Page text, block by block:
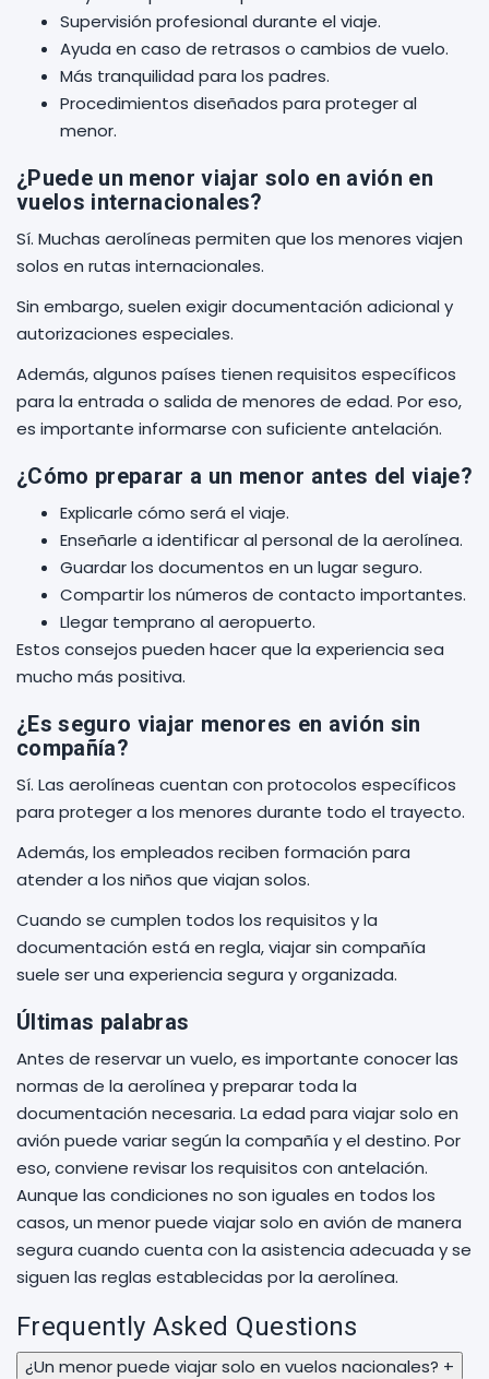
Supervisión profesional durante el viaje.
Ayuda en caso de retrasos o cambios de vuelo.
Más tranquilidad para los padres.
Procedimientos diseñados para proteger al
menor.
¿Puede un menor viajar solo en avión en
vuelos internacionales?
Sí. Muchas aerolíneas permiten que los menores viajen
solos en rutas internacionales.
Sin embargo, suelen exigir documentación adicional y
autorizaciones especiales.
Además, algunos países tienen requisitos específicos
para la entrada o salida de menores de edad. Por eso,
es importante informarse con suficiente antelación.
¿Cómo preparar a un menor antes del viaje?
Explicarle cómo será el viaje.
Enseñarle a identificar al personal de la aerolínea.
Guardar los documentos en un lugar seguro.
Compartir los números de contacto importantes.
Llegar temprano al aeropuerto.
Estos consejos pueden hacer que la experiencia sea
mucho más positiva.
¿Es seguro viajar menores en avión sin
compañía?
Sí. Las aerolíneas cuentan con protocolos específicos
para proteger a los menores durante todo el trayecto.
Además, los empleados reciben formación para
atender a los niños que viajan solos.
Cuando se cumplen todos los requisitos y la
documentación está en regla, viajar sin compañía
suele ser una experiencia segura y organizada.
Últimas palabras
Antes de reservar un vuelo, es importante conocer las
normas de la aerolínea y preparar toda la
documentación necesaria. La edad para viajar solo en
avión puede variar según la compañía y el destino. Por
eso, conviene revisar los requisitos con antelación.
Aunque las condiciones no son iguales en todos los
casos, un menor puede viajar solo en avión de manera
segura cuando cuenta con la asistencia adecuada y se
siguen las reglas establecidas por la aerolínea.
Frequently Asked Questions
¿Un menor puede viajar solo en vuelos nacionales? +